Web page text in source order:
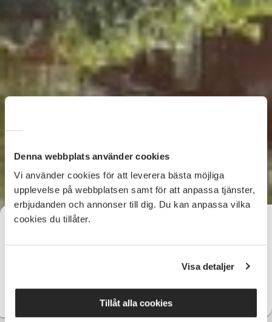
Denna webbplats använder cookies
Vi använder cookies för att leverera bästa möjliga
upplevelse på webbplatsen samt för att anpassa tjänster,
erbjudanden och annonser till dig. Du kan anpassa vilka
cookies du tillåter.
Visa detaljer
Tillåt alla cookies
SV Örebro län